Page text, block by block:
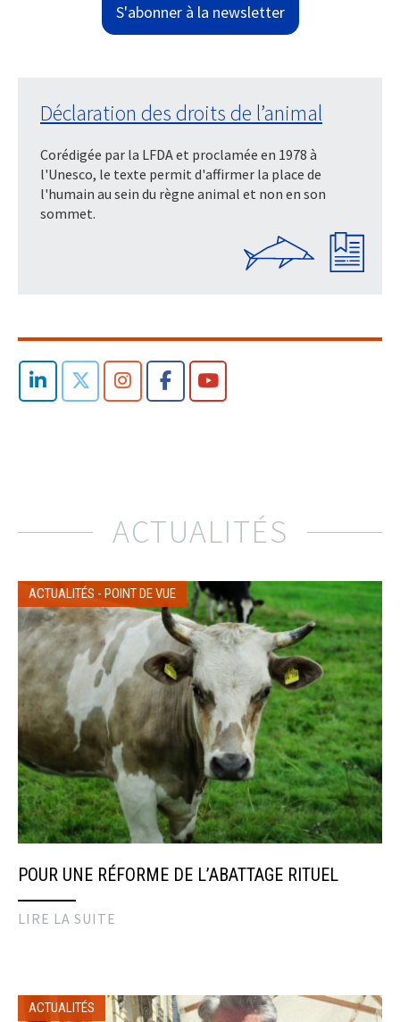
S'abonner à la newsletter
Déclaration des droits de l’animal
Corédigée par la LFDA et proclamée en 1978 à
l'Unesco, le texte permit d'affirmer la place de
l'humain au sein du règne animal et non en son
sommet.
ACTUALITÉS
ACTUALITÉS - POINT DE VUE
POUR UNE RÉFORME DE L’ABATTAGE RITUEL
LIRE LA SUITE
ACTUALITÉS